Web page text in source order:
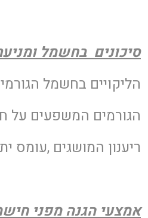
סיכונים בחשמל
הליקויים בחשמל
הגורמים המשפעים על
ריענון המושגים ,עומס
אמצעי הגנה מפני